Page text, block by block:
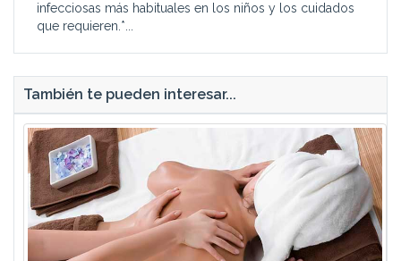
infecciosas más habituales en los niños y los cuidados
que requieren.*...
También te pueden interesar...